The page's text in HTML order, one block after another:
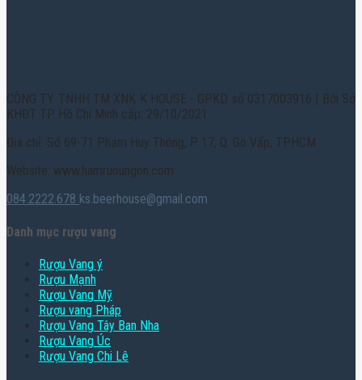
CÔNG TY TNHH TM XNK K HOUSE - GPKD số 0317003916 | Bởi Sở
KHĐT TP. Hồ Chí Minh cấp: 29/10/2021
Địa chỉ: Số 69-71 Phạm Huy Thông, P. 17, Q. Gò Vấp, TPHCM
Website: www.hamruoungon.com
084.2222.678 ks.beerhouse@gmail.com
Danh mục rượu vang
Rượu Vang ý
Rượu Mạnh
Rượu Vang Mỹ
Rượu vang Pháp
Rượu Vang Tây Ban Nha
Rượu Vang Úc
Rượu Vang Chi Lê